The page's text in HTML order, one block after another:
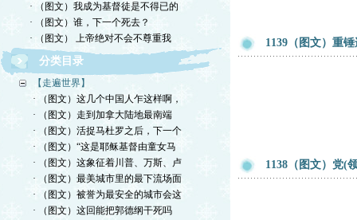
· （图文）我成为基督徒是不得已的
· （图文）谁，下一个死去？
· （图文） 上帝绝对不会不尊重我
分类目录
【走遍世界】
· （图文）这几个中国人乍这样啊，
· （图文）走到加拿大陆地最南端
· （图文）活捉马杜罗之后，下一个
· （图文）“这是耶稣基督由童女马
· （图文）这象征着川普、万斯、卢
· （图文）最美城市里的最下流场面
· （图文）被誉为最安全的城市会这
· （图文）这回能把郭德纲干死吗
1139（图文）重
1138（图文）党(